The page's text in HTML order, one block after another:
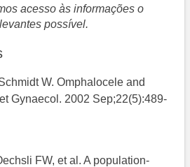
acesso às informações o
possível.
W. Omphalocele and
Gynaecol. 2002 Sep;22(5):489-
FW, et al. A population-